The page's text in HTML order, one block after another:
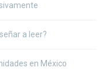
a leer?
en México